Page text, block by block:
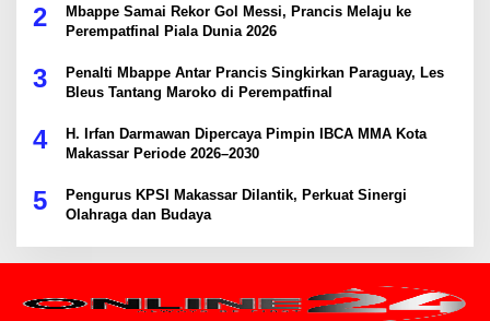
2
Mbappe Samai Rekor Gol Messi, Prancis Melaju ke
Perempatfinal Piala Dunia 2026
3
Penalti Mbappe Antar Prancis Singkirkan Paraguay, Les
Bleus Tantang Maroko di Perempatfinal
4
H. Irfan Darmawan Dipercaya Pimpin IBCA MMA Kota
Makassar Periode 2026–2030
5
Pengurus KPSI Makassar Dilantik, Perkuat Sinergi
Olahraga dan Budaya